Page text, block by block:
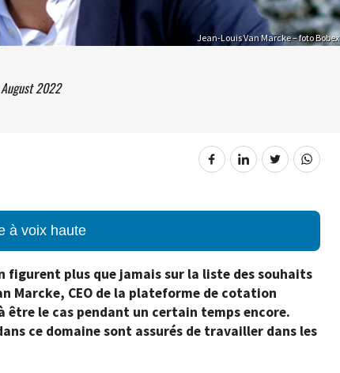
Jean-Louis Van Marcke – foto Bobex
August 2022
à voix haute
plus que jamais sur la liste des souhaits
Marcke, CEO de la plateforme de cotation
être le cas pendant un certain temps encore.
ce domaine sont assurés de travailler dans les